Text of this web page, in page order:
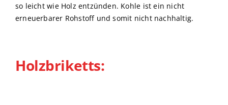
so leicht wie Holz entzünden. Kohle ist ein nicht
erneuerbarer Rohstoff und somit nicht nachhaltig.
Holzbriketts: